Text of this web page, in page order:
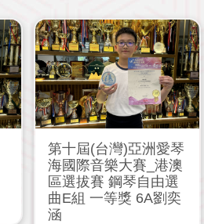
第十屆(台灣)亞洲愛琴
海國際音樂大賽_港澳
區選拔賽 鋼琴自由選
曲E組 一等獎 6A劉奕
涵